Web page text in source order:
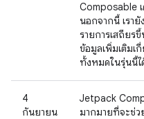
Composable
นอกจากนี้ เรา
รายการเสถียร
ข้อมูลเพิ่มเติมเ
ทั้งหมดในรุ่นนี้ไ
4
กันยายน
Jetpack
มากมายที่จะช่ว